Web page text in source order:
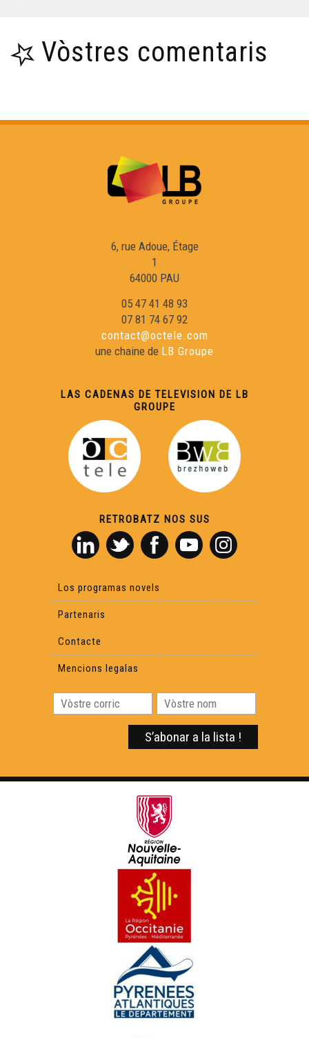
Nadège Pehau - Cara e Cara
David Bordes - Cara e Cara
Hervé Couture - Cara e Cara
Anne-Marie ROTH - Cara e Cara
Benjamin Assié - Cara e Cara
Bernard Uthurry - Cara e Cara
Georges Labazée (2) - Cara e Cara
Isabelle Piquemal - Cara e Cara
Vòstres comentaris
6, rue Adoue, Étage
1
64000 PAU
05 47 41 48 93
07 81 74 67 92
contact@octele.com
une chaine de LB Groupe
LAS CADENAS DE TELEVISION DE LB
GROUPE
RETROBATZ NOS SUS
Los programas novels
Partenaris
Contacte
Mencions legalas